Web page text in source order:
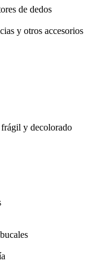
de dedos
y otros accesorios
frágil y decolorado